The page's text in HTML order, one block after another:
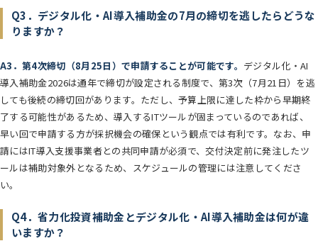
Q3．デジタル化・AI導入補助金の7月の締切を逃したらどうな
りますか？
A3．第4次締切（8月25日）で申請することが可能です。 デジタル化・AI
導入補助金2026は通年で締切が設定される制度で、第3次（7月21日）を逃
しても後続の締切回があります。ただし、予算上限に達した枠から早期終
了する可能性があるため、導入するITツールが固まっているのであれば、
早い回で申請する方が採択機会の確保という観点では有利です。なお、申
請にはIT導入支援事業者との共同申請が必須で、交付決定前に発注したツ
ールは補助対象外となるため、スケジュールの管理には注意してくださ
い。
Q4．省力化投資補助金とデジタル化・AI導入補助金は何が違
いますか？